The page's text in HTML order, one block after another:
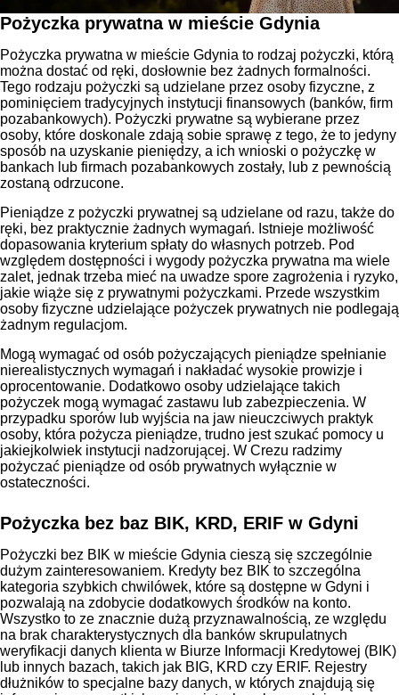
Pożyczka prywatna w mieście Gdynia
Pożyczka prywatna w mieście Gdynia to rodzaj pożyczki, którą
można dostać od ręki, dosłownie bez żadnych formalności.
Tego rodzaju pożyczki są udzielane przez osoby fizyczne, z
pominięciem tradycyjnych instytucji finansowych (banków, firm
pozabankowych). Pożyczki prywatne są wybierane przez
osoby, które doskonale zdają sobie sprawę z tego, że to jedyny
sposób na uzyskanie pieniędzy, a ich wnioski o pożyczkę w
bankach lub firmach pozabankowych zostały, lub z pewnością
zostaną odrzucone.
Pieniądze z pożyczki prywatnej są udzielane od razu, także do
ręki, bez praktycznie żadnych wymagań. Istnieje możliwość
dopasowania kryterium spłaty do własnych potrzeb. Pod
względem dostępności i wygody pożyczka prywatna ma wiele
zalet, jednak trzeba mieć na uwadze spore zagrożenia i ryzyko,
jakie wiąże się z prywatnymi pożyczkami. Przede wszystkim
osoby fizyczne udzielające pożyczek prywatnych nie podlegają
żadnym regulacjom.
Mogą wymagać od osób pożyczających pieniądze spełnianie
nierealistycznych wymagań i nakładać wysokie prowizje i
oprocentowanie. Dodatkowo osoby udzielające takich
pożyczek mogą wymagać zastawu lub zabezpieczenia. W
przypadku sporów lub wyjścia na jaw nieuczciwych praktyk
osoby, która pożycza pieniądze, trudno jest szukać pomocy u
jakiejkolwiek instytucji nadzorującej. W Crezu radzimy
pożyczać pieniądze od osób prywatnych wyłącznie w
ostateczności.
Pożyczka bez baz BIK, KRD, ERIF w Gdyni
Pożyczki bez BIK w mieście Gdynia cieszą się szczególnie
dużym zainteresowaniem. Kredyty bez BIK to szczególna
kategoria szybkich chwilówek, które są dostępne w Gdyni i
pozwalają na zdobycie dodatkowych środków na konto.
Wszystko to ze znacznie dużą przyznawalnością, ze względu
na brak charakterystycznych dla banków skrupulatnych
weryfikacji danych klienta w Biurze Informacji Kredytowej (BIK)
lub innych bazach, takich jak BIG, KRD czy ERIF. Rejestry
dłużników to specjalne bazy danych, w których znajdują się